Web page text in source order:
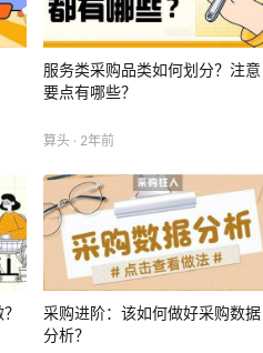
服务类采购品类如何划分？注意
要点有哪些？
算头 · 2年前
采购进阶：该如何做好采购数据
分析？